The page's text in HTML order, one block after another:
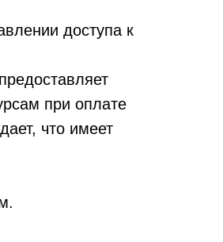
доступа к
при оплате
что имеет